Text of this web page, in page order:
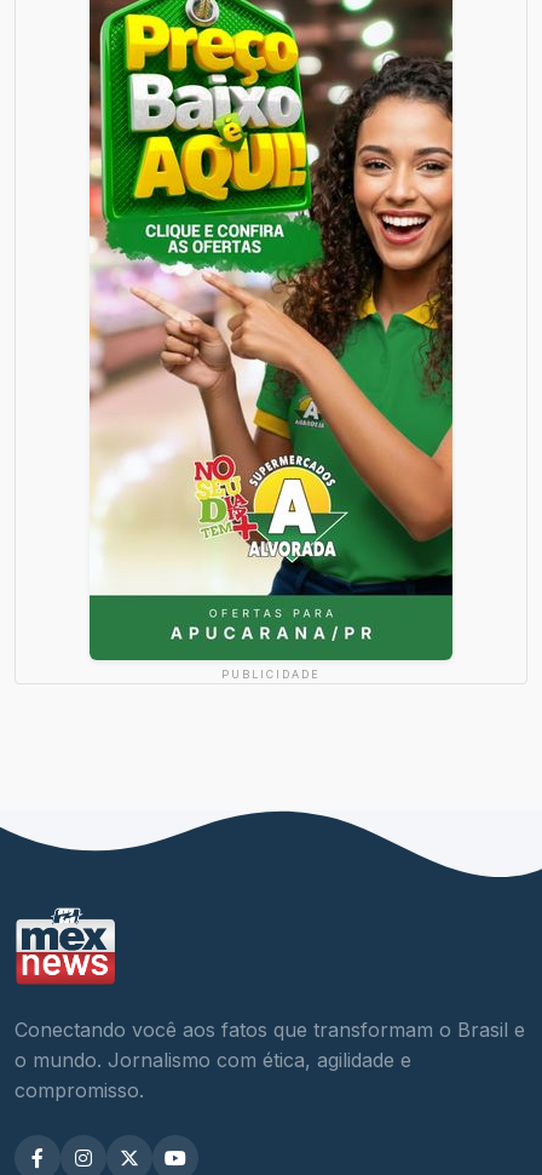
PUBLICIDADE
Conectando você aos fatos que transformam o Brasil e
o mundo. Jornalismo com ética, agilidade e
compromisso.